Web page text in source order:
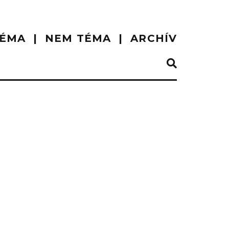
NEM TÉMA ARCHÍV